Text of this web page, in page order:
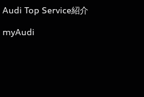
Audi Top Service紹介
myAudi